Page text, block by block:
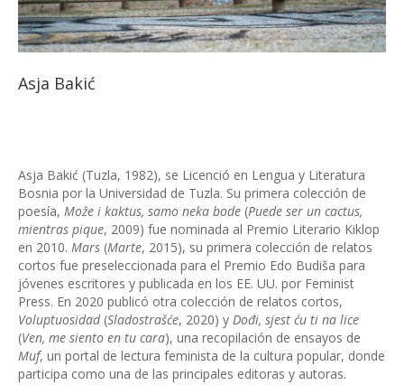
Asja Bakić
Asja Bakić (Tuzla, 1982), se Licenció en Lengua y Literatura
Bosnia por la Universidad de Tuzla. Su primera colección de
poesía, Može i kaktus, samo neka bode (Puede ser un cactus,
mientras pique, 2009) fue nominada al Premio Literario Kiklop
en 2010. Mars (Marte, 2015), su primera colección de relatos
cortos fue preseleccionada para el Premio Edo Budiša para
jóvenes escritores y publicada en los EE. UU. por Feminist
Press. En 2020 publicó otra colección de relatos cortos,
Voluptuosidad(Sladostrašće, 2020) y Dođi, sjest ću ti na lice
(Ven, me siento en tu cara), una recopilación de ensayos de
Muf, un portal de lectura feminista de la cultura popular, donde
participa como una de las principales editoras y autoras.